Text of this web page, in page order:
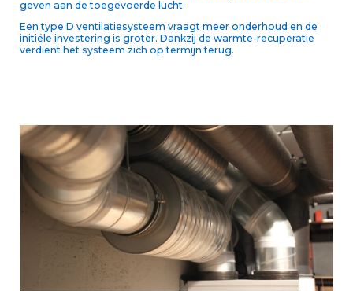
geven aan de toegevoerde lucht.
Een type D ventilatiesysteem vraagt meer onderhoud en de
initiële investering is groter. Dankzij de warmte-recuperatie
verdient het systeem zich op termijn terug.